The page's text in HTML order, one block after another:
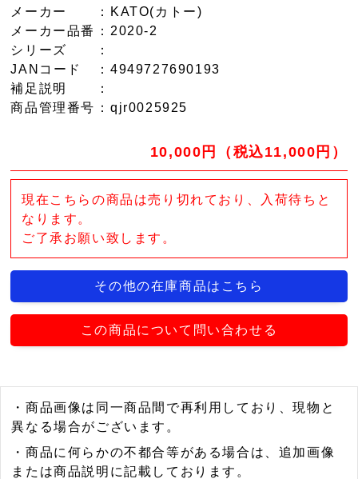
メーカー
：KATO(カトー)
メーカー品番
：2020-2
シリーズ
：
JANコード
：4949727690193
補足説明
：
商品管理番号 ：qjr0025925
10,000円（税込11,000円）
現在こちらの商品は売り切れており、入荷待ちと
なります。
ご了承お願い致します。
その他の在庫商品はこちら
この商品について問い合わせる
・商品画像は同一商品間で再利用しており、現物と
異なる場合がございます。
・商品に何らかの不都合等がある場合は、追加画像
または商品説明に記載しております。